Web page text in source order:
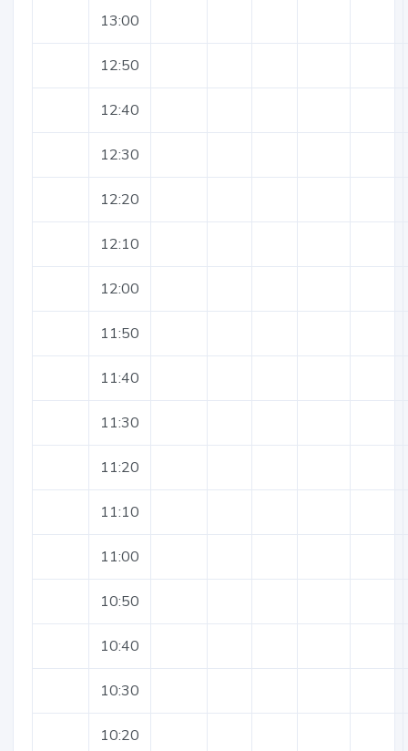
13:00
12:50
12:40
12:30
12:20
12:10
12:00
11:50
11:40
11:30
11:20
11:10
11:00
10:50
10:40
10:30
10:20